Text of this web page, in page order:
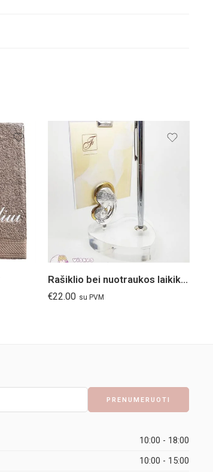
Rašiklio bei nuotraukos laikiklis Dievo Motina
€22.00 su PVM
10:00 - 18:00
10:00 - 15:00